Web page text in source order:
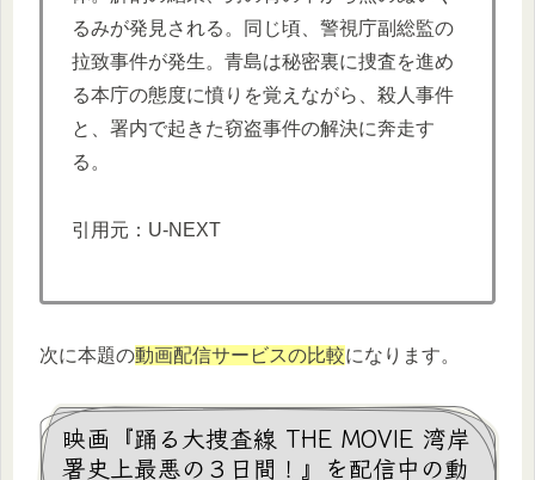
るみが発見される。同じ頃、警視庁副総監の
拉致事件が発生。青島は秘密裏に捜査を進め
る本庁の態度に憤りを覚えながら、殺人事件
と、署内で起きた窃盗事件の解決に奔走す
る。
引用元：U-NEXT
次に本題の動画配信サービスの比較になります。
映画『踊る大捜査線 THE MOVIE 湾岸
署史上最悪の３日間！』を配信中の動